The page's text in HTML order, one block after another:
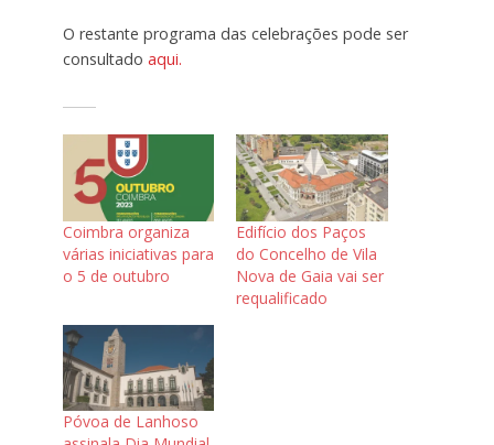
O restante programa das celebrações pode ser
consultado aqui.
Coimbra organiza
várias iniciativas para
o 5 de outubro
Edifício dos Paços
do Concelho de Vila
Nova de Gaia vai ser
requalificado
Póvoa de Lanhoso